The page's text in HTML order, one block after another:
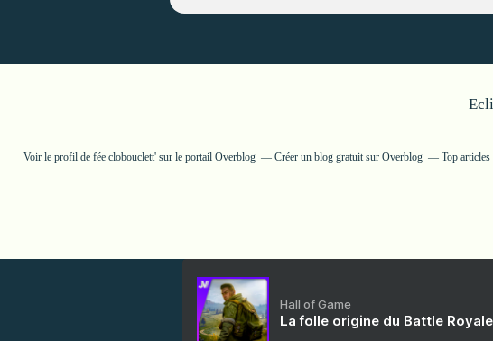
Voir le profil de fée clobouclett'sur le portail Overblog Créer un blog gratuit sur Overblog Top articles
Hall of Game
La folle origine du Battle